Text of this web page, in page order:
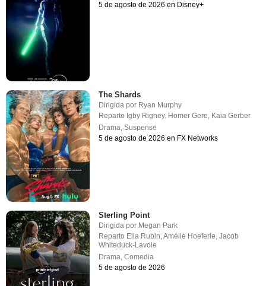
5 de agosto de 2026 en Disney+
The Shards
Dirigida por Ryan Murphy
Reparto Igby Rigney, Homer Gere Kaia Gerber
Drama ,Suspense
5 de agosto de 2026 en FX Networks
Sterling Point
Dirigida por Megan Park
Reparto Ella Rubin,Amélie Hoeferle,Jacob
Whiteduck-Lavoie
Drama,Comedia
5 de agosto de 2026